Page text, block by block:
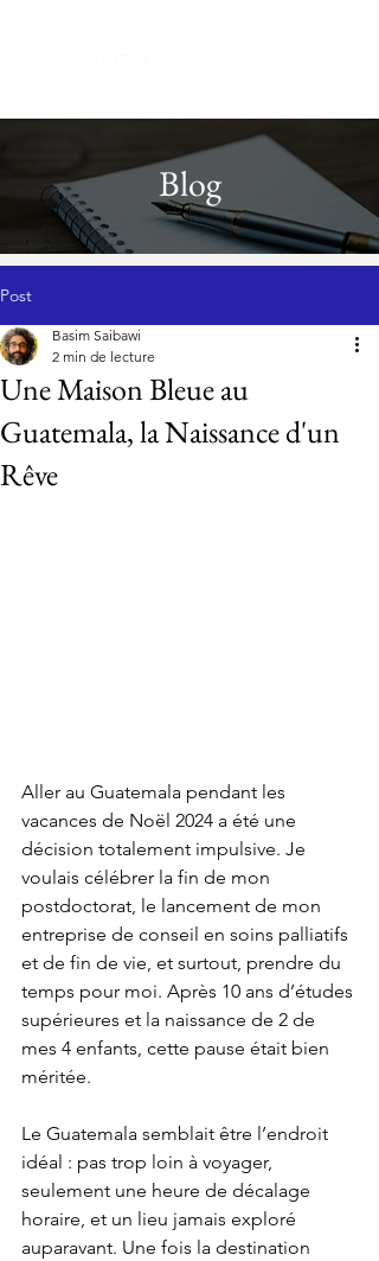
Blog
Post
Une Maison Bleue au
Guatemala, la Naissance d'un
Rêve
Basim Saibawi
2 min de lecture
Aller au Guatemala pendant les
vacances de Noël 2024 a été une
décision totalement impulsive. Je
voulais célébrer la fin de mon
postdoctorat, le lancement de mon
entreprise de conseil en soins palliatifs
et de fin de vie, et surtout, prendre du
temps pour moi. Après 10 ans d’études
supérieures et la naissance de 2 de
mes 4 enfants, cette pause était bien
méritée.
Le Guatemala semblait être l’endroit
idéal : pas trop loin à voyager,
seulement une heure de décalage
horaire, et un lieu jamais exploré
auparavant. Une fois la destination